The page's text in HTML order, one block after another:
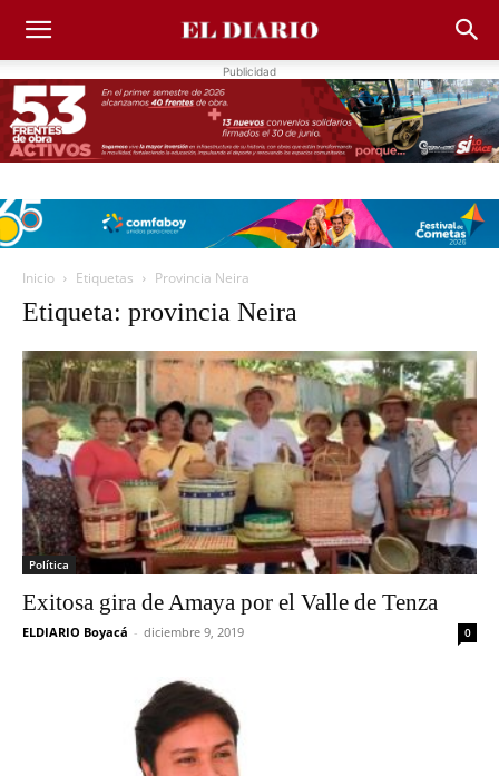
Publicidad
Inicio Etiquetas Provincia Neira
Etiqueta: provincia Neira
Política
Exitosa gira de Amaya por el Valle de Tenza
ELDIARIO Boyacá - diciembre 9, 2019 0